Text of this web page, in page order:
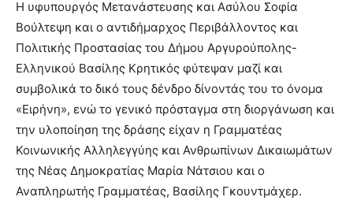
Η υφυπουργός Μετανάστευσης και Ασύλου Σοφία
Βούλτεψη και ο αντιδήμαρχος Περιβάλλοντος και
Πολιτικής Προστασίας του Δήμου Αργυρούπολης-
Ελληνικού Βασίλης Κρητικός φύτεψαν μαζί και
συμβολικά το δικό τους δένδρο δίνοντάς του το όνομα
«Ειρήνη», ενώ το γενικό πρόσταγμα στη διοργάνωση και
την υλοποίηση της δράσης είχαν η Γραμματέας
Κοινωνικής Αλληλεγγύης και Ανθρωπίνων Δικαιωμάτων
της Νέας Δημοκρατίας Μαρία Νάτσιου και ο
Αναπληρωτής Γραμματέας, Βασίλης Γκουντμάχερ.